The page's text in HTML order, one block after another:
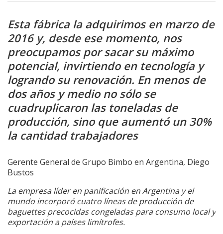
Esta fábrica la adquirimos en marzo de
2016 y, desde ese momento, nos
preocupamos por sacar su máximo
potencial, invirtiendo en tecnología y
logrando su renovación. En menos de
dos años y medio no sólo se
cuadruplicaron las toneladas de
producción, sino que aumentó un 30%
la cantidad trabajadores
Gerente General de Grupo Bimbo en Argentina, Diego
Bustos
La empresa líder en panificación en Argentina y el
mundo incorporó cuatro líneas de producción de
baguettes precocidas congeladas para consumo local y
exportación a países limítrofes.